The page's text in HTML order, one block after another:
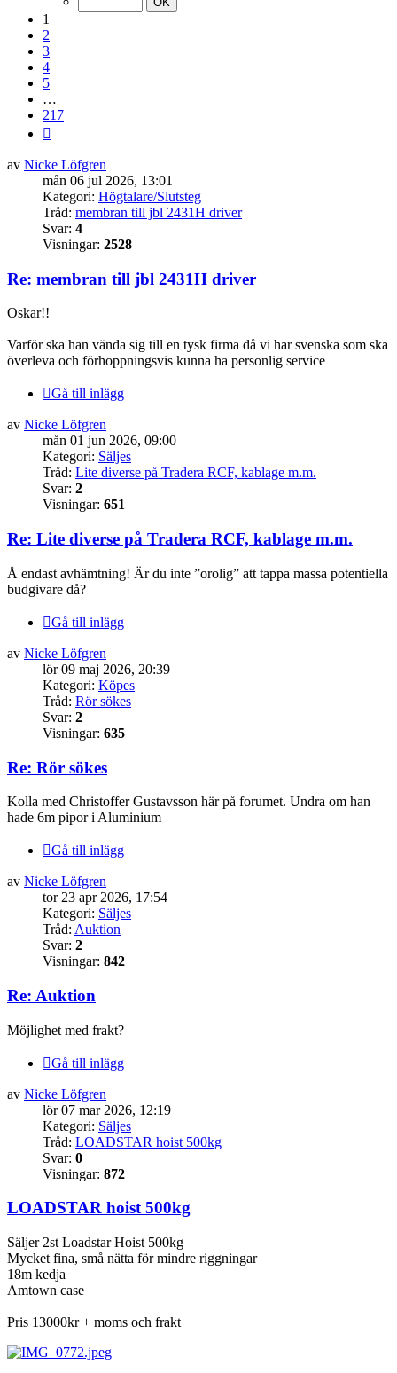
1
2
3
4
5
…
217
av Nicke Löfgren
mån 06 jul 2026, 13:01
Kategori: Högtalare/Slutsteg
Tråd: membran till jbl 2431H driver
Svar: 4
Visningar: 2528
Re: membran till jbl 2431H driver
Oskar!!
Varför ska han vända sig till en tysk firma då vi har svenska som ska
överleva och förhoppningsvis kunna ha personlig service
Gå till inlägg
av Nicke Löfgren
mån 01 jun 2026, 09:00
Kategori: Säljes
Tråd: Lite diverse på Tradera RCF, kablage m.m.
Svar: 2
Visningar: 651
Re: Lite diverse på Tradera RCF, kablage m.m.
Å endast avhämtning! Är du inte ”orolig” att tappa massa potentiella
budgivare då?
Gå till inlägg
av Nicke Löfgren
lör 09 maj 2026, 20:39
Kategori: Köpes
Tråd: Rör sökes
Svar: 2
Visningar: 635
Re: Rör sökes
Kolla med Christoffer Gustavsson här på forumet. Undra om han
hade 6m pipor i Aluminium
Gå till inlägg
av Nicke Löfgren
tor 23 apr 2026, 17:54
Kategori: Säljes
Tråd: Auktion
Svar: 2
Visningar: 842
Re: Auktion
Möjlighet med frakt?
Gå till inlägg
av Nicke Löfgren
lör 07 mar 2026, 12:19
Kategori: Säljes
Tråd: LOADSTAR hoist 500kg
Svar: 0
Visningar: 872
LOADSTAR hoist 500kg
Säljer 2st Loadstar Hoist 500kg
Mycket fina, små nätta för mindre riggningar
18m kedja
Amtown case
Pris 13000kr + moms och frakt